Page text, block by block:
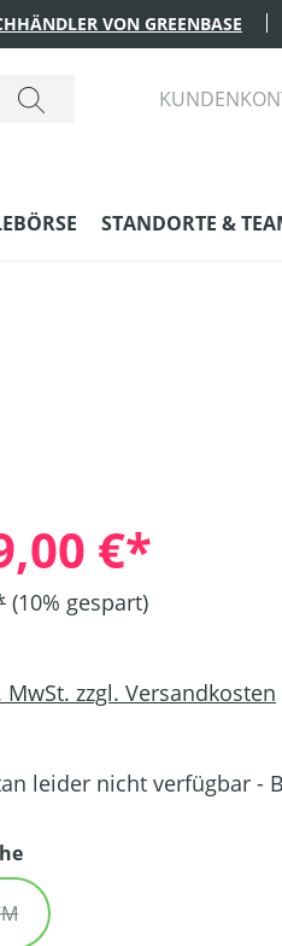
VON GREENBASE
STANDORTE &
€*
(10% gespart)
zzgl. Versandkosten
leider nicht verfügbar -
auswählen
OPTION IST ZURZEIT NICHT